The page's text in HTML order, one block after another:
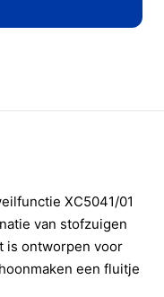
XC5041/01
van stofzuigen
is ontworpen voor
een fluitje